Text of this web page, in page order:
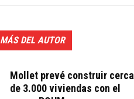
MÁS DEL AUTOR
Mollet prevé construir cerca
de 3.000 viviendas con el